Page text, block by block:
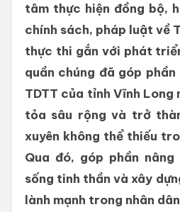
tâm thực hiện đồng bộ,
chính sách, pháp luật về
thực thi gắn với phát
quần chúng đã góp
TDTT của tỉnh Vĩnh Long
tỏa sâu rộng và trở
xuyên không thể thiếu
Qua đó, góp phần
sống tinh thần và xây
lành mạnh trong nhân